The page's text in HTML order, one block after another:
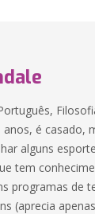
é casado,
alguns
tem
programas de
(aprecia